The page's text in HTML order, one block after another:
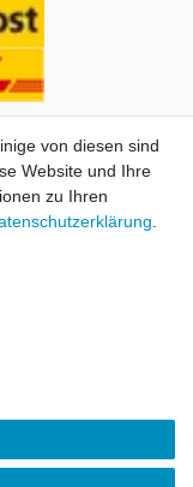
AGB Kontakt
HL-
Ihrer
nur der
zeigt der
von diesen sind
Website und Ihre
zu Ihren